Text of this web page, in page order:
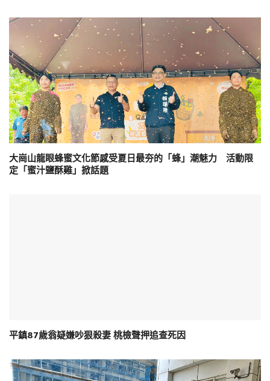
大崗山龍眼蜂蜜文化節感受夏日最夯的「蜂」潮魅力 活動限
定「蜜汁鹽酥雞」掀話題
平鎮87歲翁疑嫌吵狠殺妻 桃檢聲押追查死因